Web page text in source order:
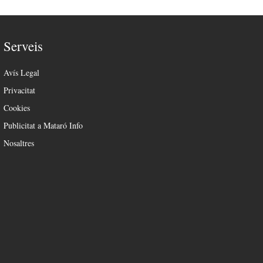
Serveis
Avís Legal
Privacitat
Cookies
Publicitat a Mataró Info
Nosaltres